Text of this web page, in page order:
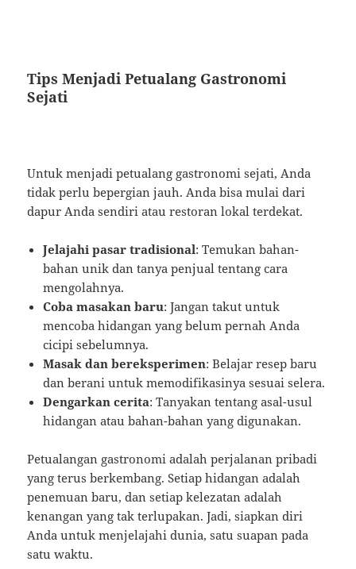
Tips Menjadi Petualang Gastronomi
Sejati
Untuk menjadi petualang gastronomi sejati, Anda
tidak perlu bepergian jauh. Anda bisa mulai dari
dapur Anda sendiri atau restoran lokal terdekat.
Jelajahi pasar tradisional: Temukan bahan-
bahan unik dan tanya penjual tentang cara
mengolahnya.
Coba masakan baru: Jangan takut untuk
mencoba hidangan yang belum pernah Anda
cicipi sebelumnya.
Masak dan bereksperimen: Belajar resep baru
dan berani untuk memodifikasinya sesuai selera.
Dengarkan cerita: Tanyakan tentang asal-usul
hidangan atau bahan-bahan yang digunakan.
Petualangan gastronomi adalah perjalanan pribadi
yang terus berkembang. Setiap hidangan adalah
penemuan baru, dan setiap kelezatan adalah
kenangan yang tak terlupakan. Jadi, siapkan diri
Anda untuk menjelajahi dunia, satu suapan pada
satu waktu.